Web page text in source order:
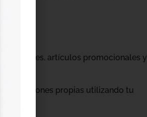
envases, artículos promocionales y
propias utilizando tu